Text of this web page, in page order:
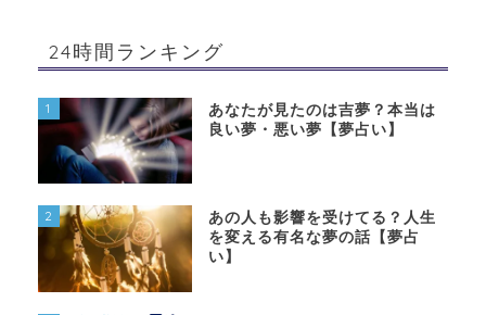
24時間ランキング
1
あなたが見たのは吉夢？本当は
良い夢・悪い夢【夢占い】
2
あの人も影響を受けてる？人生
を変える有名な夢の話【夢占
い】